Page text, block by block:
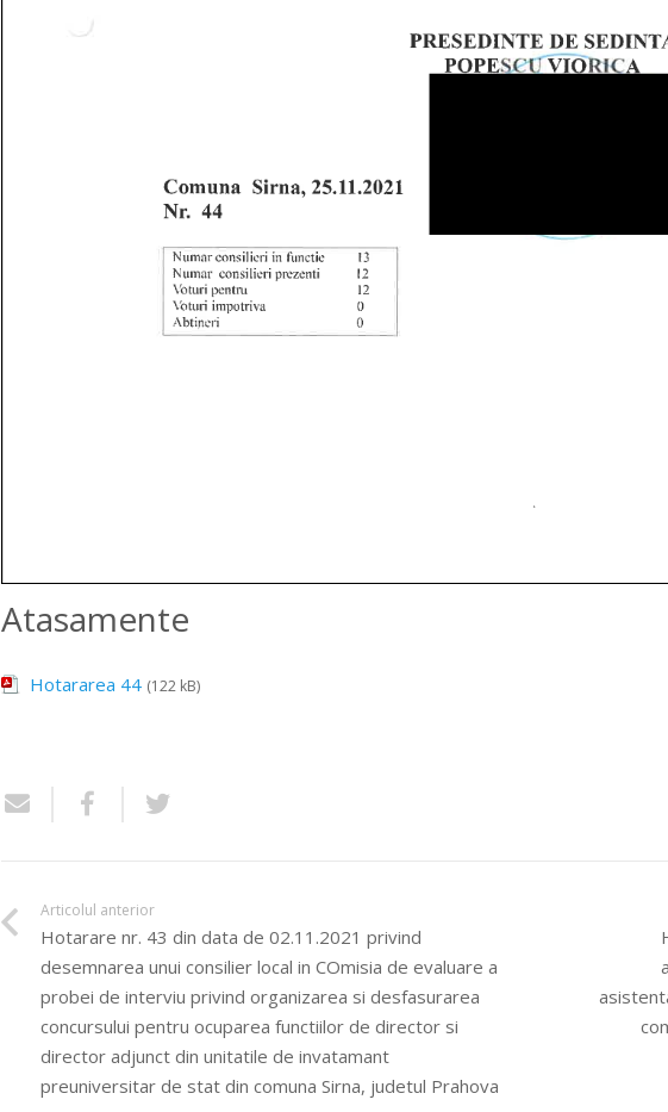
Atasamente
Hotararea 44 (122 kB)
Articolul anterior
Hotarare nr. 43 din data de 02.11.2021 privind
desemnarea unui consilier local in COmisia de evaluare a
probei de interviu privind organizarea si desfasurarea
concursului pentru ocuparea functiilor de director si
director adjunct din unitatile de invatamant
preuniversitar de stat din comuna Sirna, judetul Prahova